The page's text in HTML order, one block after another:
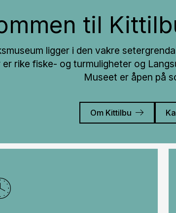
til
ligger i den vakre
er rike fiske- og turmuligheter og
Museet er åpen på
Om Kittilbu